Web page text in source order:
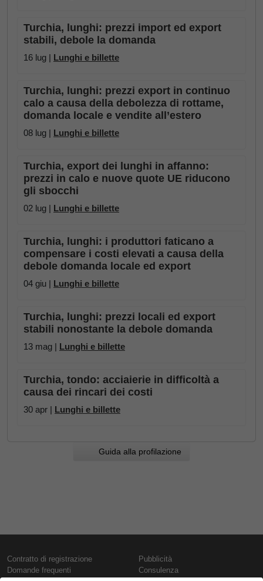
Turchia, lunghi: prezzi import ed export
stabili, debole la domanda
16 lug | Lunghi e billette
Turchia, lunghi: prezzi export in continuo
calo a causa della debolezza di rottame,
domanda locale e vendite all’estero
08 lug | Lunghi e billette
Turchia, export dei lunghi in affanno:
prezzi in calo e nuove quote UE riducono
gli sbocchi
02 lug | Lunghi e billette
Turchia, lunghi: i produttori faticano a
compensare i costi elevati a causa della
debole domanda locale ed export
04 giu | Lunghi e billette
Turchia, lunghi: prezzi locali ed export
stabili nonostante la debole domanda
13 mag | Lunghi e billette
Turchia, tondo: acciaierie in difficoltà a
causa dei rincari dei costi
30 apr | Lunghi e billette
Guida alla profilazione
Contratto di registrazione
Domande frequenti
Pubblicità
Consulenza